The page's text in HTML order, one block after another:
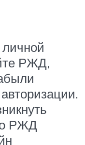
РЖД,
РЖД